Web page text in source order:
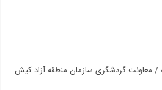
معاونت گردشگری سازمان منطقه آزاد کیش